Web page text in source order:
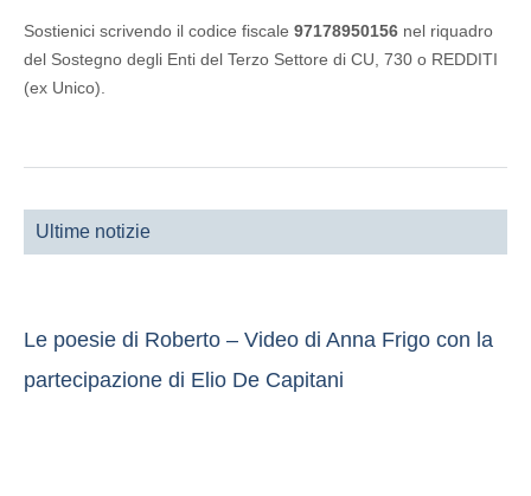
Sostienici scrivendo il codice fiscale 97178950156 nel riquadro
del Sostegno degli Enti del Terzo Settore di CU, 730 o REDDITI
(ex Unico).
Ultime notizie
Le poesie di Roberto – Video di Anna Frigo con la
partecipazione di Elio De Capitani